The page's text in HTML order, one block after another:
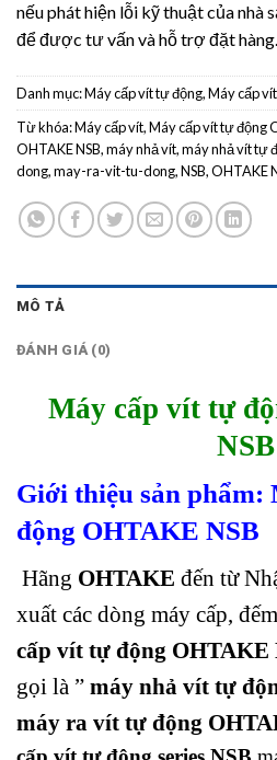
nếu phát hiện lỗi kỹ thuật của nhà
để được tư vấn và hỗ trợ đặt hàng.
Danh mục:Máy cấp vít tự động,Máy cấp
Từ khóa:Máy cấp vít,Máy cấp vít tự động
OHTAKE NSB,máy nhả vít,máy nhả vít tự
dong,may-ra-vit-tu-dong,NSB,OHTAKE
MÔ TẢ
ĐÁNH GIÁ (0)
Máy cấp vít tự
NSB
Giới thiệu sản phẩm:
động OHTAKE NSB
Hãng OHTAKE đến từ
xuất các dòng máy cấp,
cấp vít tự động OHTAKE
gọi là ” máy nhả vít tự
máy ra vít tự động